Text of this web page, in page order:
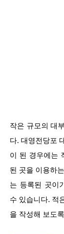
작은 규모의 대
다. 대영전당포
이 된 경우에는
된 곳을 이용하
는 등록된 곳이
수 있습니다. 적
을 작성해 보도